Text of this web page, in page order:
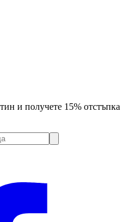
и получете 15% отстъпка